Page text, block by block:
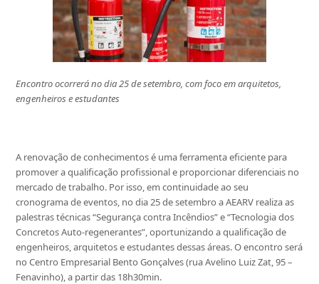
Encontro ocorrerá no dia 25 de setembro, com foco em arquitetos,
engenheiros e estudantes
A renovação de conhecimentos é uma ferramenta eficiente para
promover a qualificação profissional e proporcionar diferenciais no
mercado de trabalho. Por isso, em continuidade ao seu
cronograma de eventos, no dia 25 de setembro a AEARV realiza as
palestras técnicas “Segurança contra Incêndios” e “Tecnologia dos
Concretos Auto-regenerantes”, oportunizando a qualificação de
engenheiros, arquitetos e estudantes dessas áreas. O encontro será
no Centro Empresarial Bento Gonçalves (rua Avelino Luiz Zat, 95 –
Fenavinho), a partir das 18h30min.